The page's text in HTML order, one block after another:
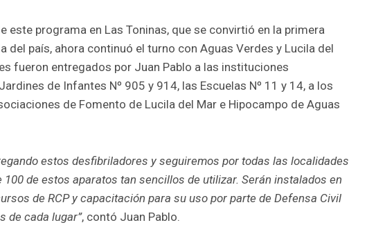
este programa en Las Toninas, que se convirtió en la primera
del país, ahora continuó el turno con Aguas Verdes y Lucila del
fueron entregados por Juan Pablo a las instituciones
de Infantes Nº 905 y 914, las Escuelas Nº 11 y 14, a los
de Fomento de Lucila del Mar e Hipocampo de Aguas
estos desfibriladores y seguiremos por todas las localidades
de estos aparatos tan sencillos de utilizar. Serán instalados en
de RCP y capacitación para su uso por parte de Defensa Civil
de cada lugar”, contó Juan Pablo.